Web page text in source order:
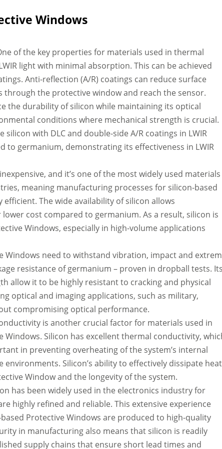
Windows
of the key properties for materials used in thermal
light with minimal absorption. This can be achieved
Anti-reflection (A/R) coatings can reduce surface
through the protective window and reach the sensor.
the durability of silicon while maintaining its optical
conditions where mechanical strength is crucial.
with DLC and double-side A/R coatings in LWIR
to germanium, demonstrating its effectiveness in LWIR
and it’s one of the most widely used materials
meaning manufacturing processes for silicon-based
The wide availability of silicon allows
cost compared to germanium. As a result, silicon is
Windows, especially in high-volume applications
Windows need to withstand vibration, impact and
resistance of germanium – proven in dropball tests. Its
allow it to be highly resistant to cracking and physical
optical and imaging applications, such as military,
compromising optical performance.
is another crucial factor for materials used in
Silicon has excellent thermal conductivity,
in preventing overheating of the system’s internal
Silicon’s ability to effectively dissipate heat
Window and the longevity of the system.
has been widely used in the electronics industry for
highly refined and reliable. This extensive experience
Protective Windows are produced to high-quality
in manufacturing also means that silicon is readily
supply chains that ensure short lead times and